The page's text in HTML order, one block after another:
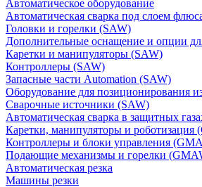
Автоматическое оборудование
Автоматическая сварка под слоем
Головки и горелки (SAW)
Дополнительные оснащение и опции
Каретки и манипуляторы (SAW)
Контроллеры (SAW)
Запасные части Automation (SAW)
Оборудование для позиционирования
Сварочные источники (SAW)
Автоматическая сварка в защитных
Каретки, манипуляторы и роботизация
Контроллеры и блоки управления
Подающие механизмы и горелки
Автоматическая резка
Машины резки